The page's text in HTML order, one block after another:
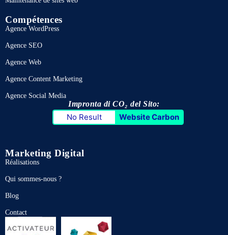
Compétences
Agence WordPress
Agence SEO
Agence Web
Agence Content Marketing
Agence Social Media
Impronta di CO₂ del Sito:
No Result Website Carbon
Marketing Digital
Réalisations
Qui sommes-nous ?
Blog
Contact